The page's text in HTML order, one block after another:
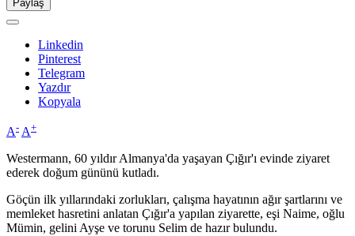
Paylaş
Linkedin
Pinterest
Telegram
Yazdır
Kopyala
A- A+
Westermann, 60 yıldır Almanya'da yaşayan Çığır'ı evinde ziyaret
ederek doğum gününü kutladı.
Göçün ilk yıllarındaki zorlukları, çalışma hayatının ağır şartlarını ve
memleket hasretini anlatan Çığır'a yapılan ziyarette, eşi Naime, oğlu
Mümin, gelini Ayşe ve torunu Selim de hazır bulundu.